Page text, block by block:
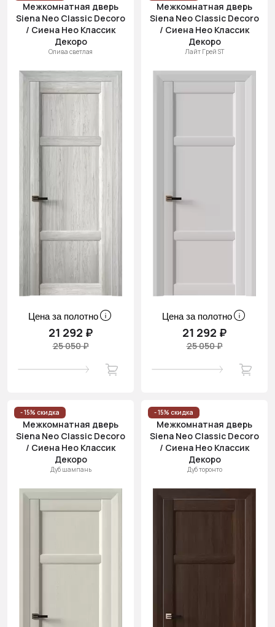
Межкомнатная дверь
Siena Neo Classic Decoro
/ Сиена Нео Классик
Декоро
Олива светлая
Цена за полотно
21 292 ₽
25 050 ₽
Межкомнатная дверь
Siena Neo Classic Decoro
/ Сиена Нео Классик
Декоро
Лайт Грей ST
Цена за полотно
21 292 ₽
25 050 ₽
- 15% скидка
Межкомнатная дверь
Siena Neo Classic Decoro
/ Сиена Нео Классик
Декоро
Дуб шампань
- 15% скидка
Межкомнатная дверь
Siena Neo Classic Decoro
/ Сиена Нео Классик
Декоро
Дуб торонто